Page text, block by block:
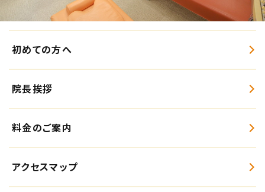
初めての方へ
院長挨拶
料金のご案内
アクセスマップ